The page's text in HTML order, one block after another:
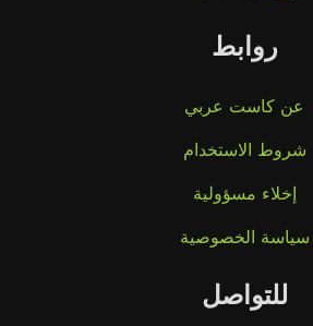
روابط
عن كاست عربي
شروط الاستخدام
إخلاء مسؤولية
سياسة الخصوصية
للتواصل